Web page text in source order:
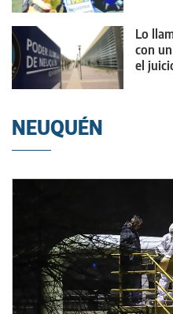
Lo
con
el
NEUQUÉN